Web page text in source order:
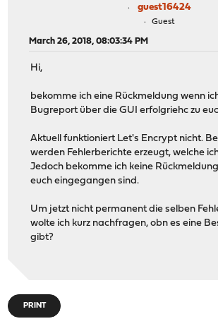
guest16424
Guest
March 26, 2018, 08:03:34 PM
Hi,
bekomme ich eine Rückmeldung wenn
Bugreport über die GUI erfolgriehc zu
Aktuell funktioniert Let's Encrypt nicht.
werden Fehlerberichte erzeugt, welche
Jedoch bekomme ich keine
euch eingegangen sind.
Um jetzt nicht permanent die selben
wolte ich kurz nachfragen, obn es eine
gibt?
PRINT